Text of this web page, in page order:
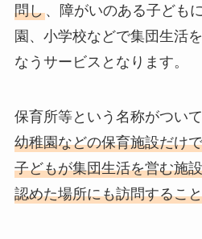
問し、障がいのある子ども
園、小学校などで集団生活
なうサービスとなります。
保育所等という名称がついて
幼稚園などの保育施設だけ
子どもが集団生活を営む施
認めた場所にも訪問するこ